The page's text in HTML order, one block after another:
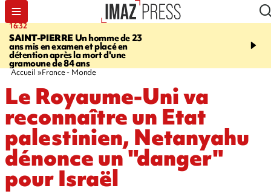
16:32
SAINT-PIERREUn homme de 23
ans mis en examen et placé en
détention après la mort d'une
gramoune de 84 ans
21:08
et Turquie scellent un
Accueil France - Monde
Le Royaume-Uni va
reconnaître un Etat
palestinien, Netanyahu
dénonce un "danger"
pour Israël